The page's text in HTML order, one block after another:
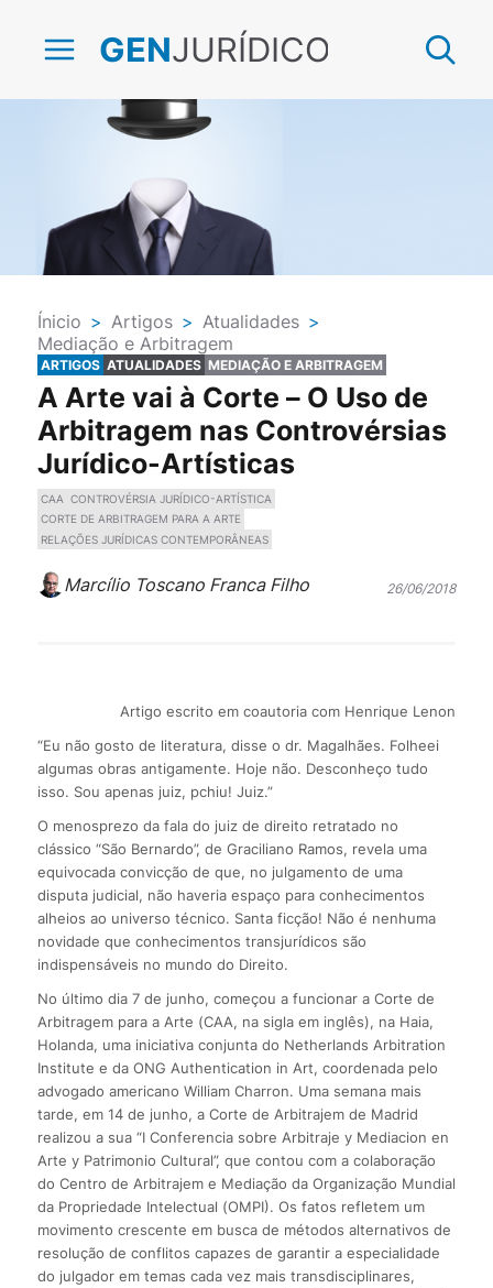
GENJURÍDICO
Ínicio > Artigos > Atualidades >
Mediação e Arbitragem
ARTIGOS ATUALIDADES MEDIAÇÃO E ARBITRAGEM
A Arte vai à Corte – O Uso de
Arbitragem nas Controvérsias
Jurídico-Artísticas
CAA CONTROVÉRSIA JURÍDICO-ARTÍSTICA
CORTE DE ARBITRAGEM PARA A ARTE
RELAÇÕES JURÍDICAS CONTEMPORÂNEAS
Marcílio Toscano Franca Filho 26/06/2018
Artigo escrito em coautoria com Henrique Lenon
“Eu não gosto de literatura, disse o dr. Magalhães. Folheei
algumas obras antigamente. Hoje não. Desconheço tudo
isso. Sou apenas juiz, pchiu! Juiz.”
O menosprezo da fala do juiz de direito retratado no
clássico “São Bernardo”, de Graciliano Ramos, revela uma
equivocada convicção de que, no julgamento de uma
disputa judicial, não haveria espaço para conhecimentos
alheios ao universo técnico. Santa ficção! Não é nenhuma
novidade que conhecimentos transjurídicos são
indispensáveis no mundo do Direito.
No último dia 7 de junho, começou a funcionar a Corte de
Arbitragem para a Arte (CAA, na sigla em inglês), na Haia,
Holanda, uma iniciativa conjunta do Netherlands Arbitration
Institute e da ONG Authentication in Art, coordenada pelo
advogado americano William Charron. Uma semana mais
tarde, em 14 de junho, a Corte de Arbitrajem de Madrid
realizou a sua “I Conferencia sobre Arbitraje y Mediacion en
Arte y Patrimonio Cultural”, que contou com a colaboração
do Centro de Arbitrajem e Mediação da Organização Mundial
da Propriedade Intelectual (OMPI). Os fatos refletem um
movimento crescente em busca de métodos alternativos de
resolução de conflitos capazes de garantir a especialidade
do julgador em temas cada vez mais transdisciplinares,